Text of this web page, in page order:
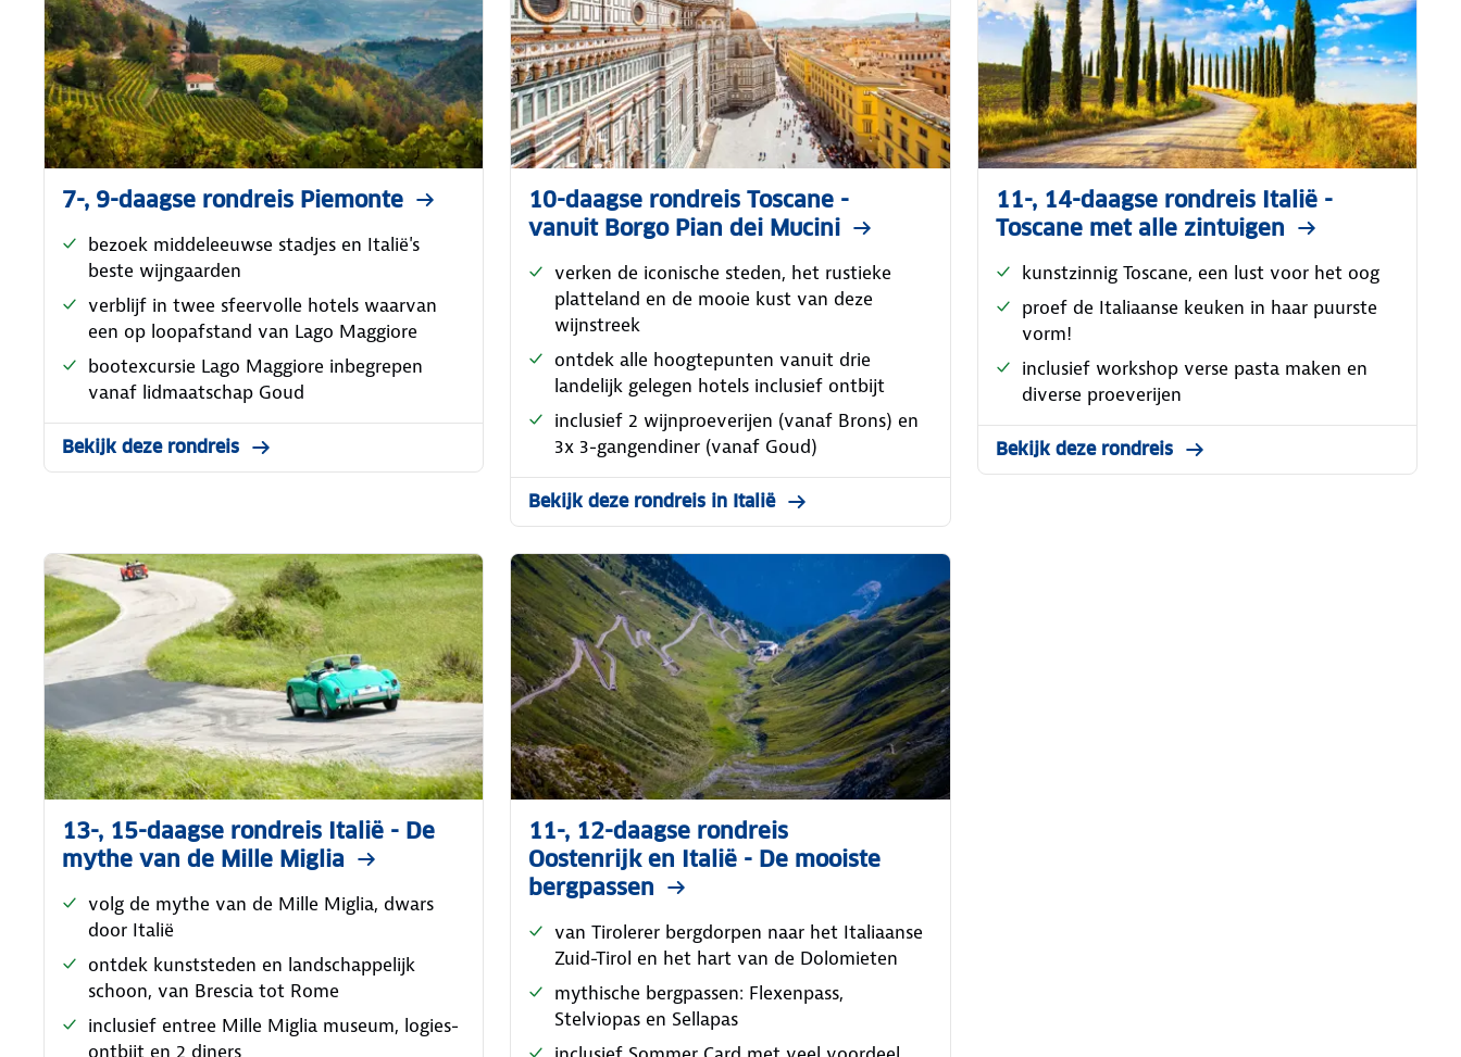
7-, 9-daagse rondreis Piemonte
bezoek middeleeuwse stadjes en Italië's
beste wijngaarden
verblijf in twee sfeervolle hotels waarvan
een op loopafstand van Lago Maggiore
bootexcursie Lago Maggiore inbegrepen
vanaf lidmaatschap Goud
Bekijk deze rondreis
10-daagse rondreis Toscane -
vanuit Borgo Pian dei Mucini
verken de iconische steden, het rustieke
platteland en de mooie kust van deze
wijnstreek
ontdek alle hoogtepunten vanuit drie
landelijk gelegen hotels inclusief ontbijt
inclusief 2 wijnproeverijen (vanaf Brons) en
3x 3-gangendiner (vanaf Goud)
Bekijk deze rondreis in Italië
11-, 14-daagse rondreis Italië -
Toscane met alle zintuigen
kunstzinnig Toscane, een lust voor het oog
proef de Italiaanse keuken in haar puurste
vorm!
inclusief workshop verse pasta maken en
diverse proeverijen
Bekijk deze rondreis
13-, 15-daagse rondreis Italië - De
mythe van de Mille Miglia
volg de mythe van de Mille Miglia, dwars
door Italië
ontdek kunststeden en landschappelijk
schoon, van Brescia tot Rome
inclusief entree Mille Miglia museum, logies-
ontbijt en 2 diners
11-, 12-daagse rondreis
Oostenrijk en Italië - De mooiste
bergpassen
van Tirolerer bergdorpen naar het Italiaanse
Zuid-Tirol en het hart van de Dolomieten
mythische bergpassen: Flexenpass,
Stelviopas en Sellapas